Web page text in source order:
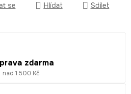
se Hlídat Sdílet
zdarma
nad 1 500 Kč